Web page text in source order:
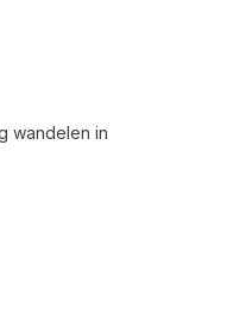
wandelen in